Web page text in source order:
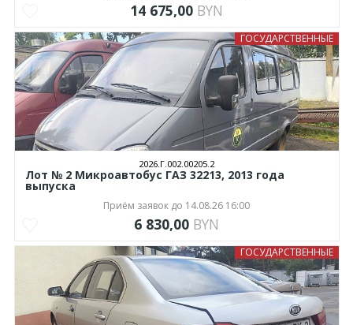
14 675,00 BYN
ГОСУДАРСТВЕННЫЕ
2026.Г.002.00205.2
Лот № 2 Микроавтобус ГАЗ 32213, 2013 года
выпуска
Приём заявок до 14.08.26 16:00
6 830,00 BYN
ГОСУДАРСТВЕННЫЕ